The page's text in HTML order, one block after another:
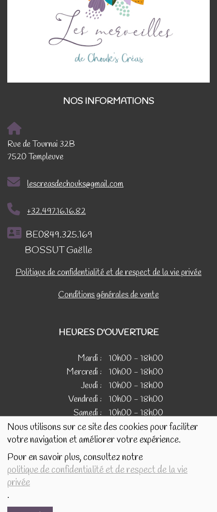
Nous utilisons sur ce site des cookies pour faciliter
votre navigation et améliorer votre expérience.
Pour en savoir plus, consultez notre
politique de confidentialité et de respect de la vie
privée
.
NOS INFORMATIONS
Rue de Tournai 32B
7520 Templeuve
lescreasdechouks@gmail.com
+32.497.16.16.82
BE0849.325.169
BOSSUT Gaëlle
Politique de confidentialité et de respect de la vie privée
Conditions générales de vente
HEURES D'OUVERTURE
Mardi :
10h00 - 18h00
Mercredi :
10h00 - 18h00
Jeudi :
10h00 - 18h00
Vendredi :
10h00 - 18h00
Samedi : 10h00 - 18h00
IMAGES
Les images présentées pour illustrer les produits en vente
sur ce site ne sont pas contractuelles.